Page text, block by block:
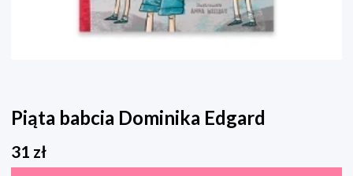
Piąta babcia Dominika Edgard
31 zł